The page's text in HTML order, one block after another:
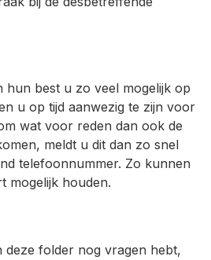
hun best u zo veel mogelijk op
u op tijd aanwezig te zijn voor
wat voor reden dan ook de
meldt u dit dan zo snel
telefoonnummer. Zo kunnen
mogelijk houden.
deze folder nog vragen hebt,